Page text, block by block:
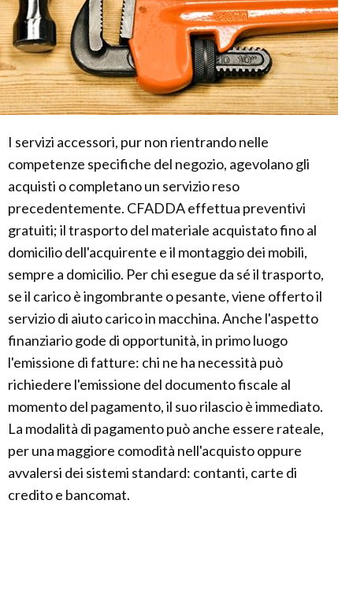
I servizi accessori, pur non rientrando nelle
competenze specifiche del negozio, agevolano gli
acquisti o completano un servizio reso
precedentemente. CFADDA effettua preventivi
gratuiti; il trasporto del materiale acquistato fino al
domicilio dell'acquirente e il montaggio dei mobili,
sempre a domicilio. Per chi esegue da sé il trasporto,
se il carico è ingombrante o pesante, viene offerto il
servizio di aiuto carico in macchina. Anche l'aspetto
finanziario gode di opportunità, in primo luogo
l'emissione di fatture: chi ne ha necessità può
richiedere l'emissione del documento fiscale al
momento del pagamento, il suo rilascio è immediato.
La modalità di pagamento può anche essere rateale,
per una maggiore comodità nell'acquisto oppure
avvalersi dei sistemi standard: contanti, carte di
credito e bancomat.